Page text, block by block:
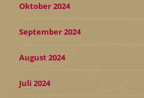
Oktober 2024
September 2024
August 2024
Juli 2024